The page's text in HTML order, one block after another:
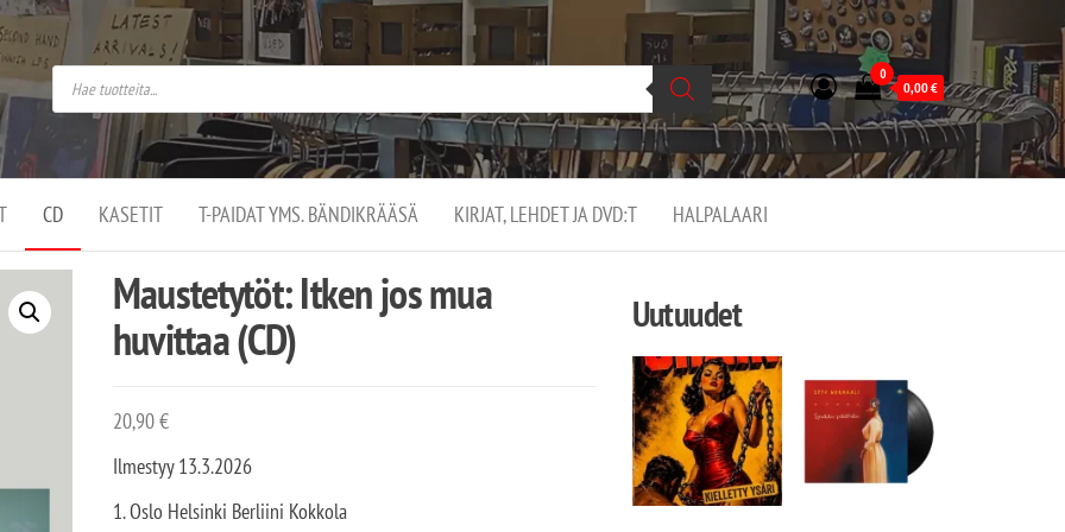
–
on
0
0,00€
CD KASETIT T-PAIDAT YMS. BÄNDIKRÄÄSÄ KIRJAT, LEHDET JA DVD:T HALPALAARI
Maustetytöt: Itken jos mua
huvittaa (CD)
20,90€
Ilmestyy 13.3.2026
1. Oslo Helsinki Berliini Kokkola
Uutuudet